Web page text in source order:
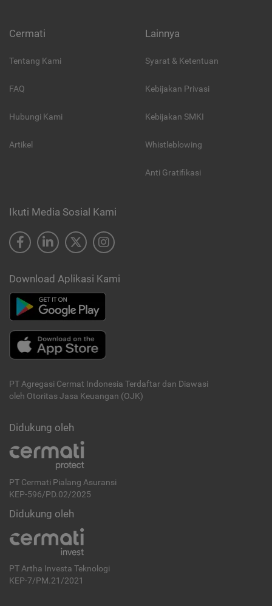
Cermati
Tentang Kami
FAQ
Hubungi Kami
Artikel
Lainnya
Syarat & Ketentuan
Kebijakan Privasi
Kebijakan SMKI
Whistleblowing
Anti Gratifikasi
Ikuti Media Sosial Kami
Download Aplikasi Kami
PT Agregasi Cermat Indonesia Terdaftar dan Diawasi
oleh Otoritas Jasa Keuangan (OJK)
Didukung oleh
PT Cermati Pialang Asuransi
KEP-596/PD.02/2025
Didukung oleh
PT Artha Investa Teknologi
KEP-7/PM.21/2021